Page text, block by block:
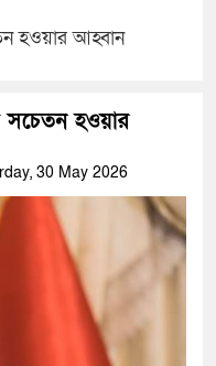
হওয়ার আহ্বান
হওয়ার
30 May 2026